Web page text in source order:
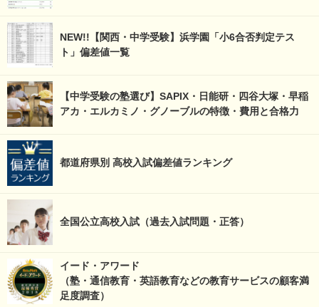
NEW!!【関西・中学受験】浜学園「小6合否判定テス
ト」偏差値一覧
【中学受験の塾選び】SAPIX・日能研・四谷大塚・早稲
アカ・エルカミノ・グノーブルの特徴・費用と合格力
都道府県別 高校入試偏差値ランキング
全国公立高校入試（過去入試問題・正答）
イード・アワード
（塾・通信教育・英語教育などの教育サービスの顧客満
足度調査）